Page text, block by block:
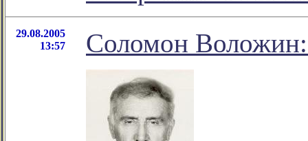
29.08.2005
13:57
Соломон